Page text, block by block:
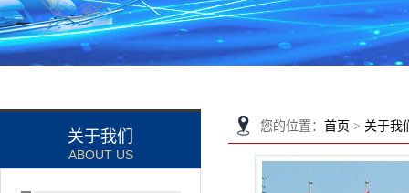
您的位置： 首页 > 关于我
关于我们
ABOUT US